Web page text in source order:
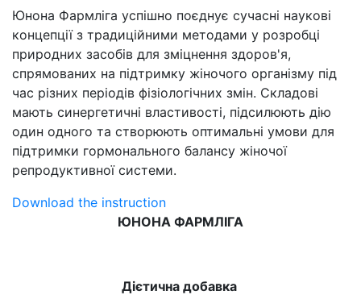
Юнона Фармліга успішно поєднує сучасні наукові
концепції з традиційними методами у розробці
природних засобів для зміцнення здоров'я,
спрямованих на підтримку жіночого організму під
час різних періодів фізіологічних змін. Складові
мають синергетичні властивості, підсилюють дію
один одного та створюють оптимальні умови для
підтримки гормонального балансу жіночої
репродуктивної системи.
Download the instruction
ЮНОНА ФАРМЛІГА
Дієтична добавка